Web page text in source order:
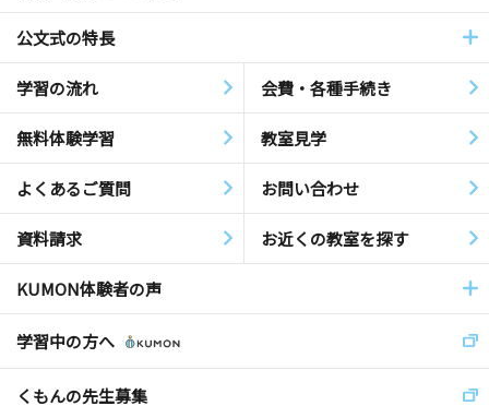
公文式の特長
学習の流れ 会費・各種手続き
無料体験学習 教室見学
よくあるご質問 お問い合わせ
資料請求 お近くの教室を探す
KUMON体験者の声
学習中の方へ
くもんの先生募集